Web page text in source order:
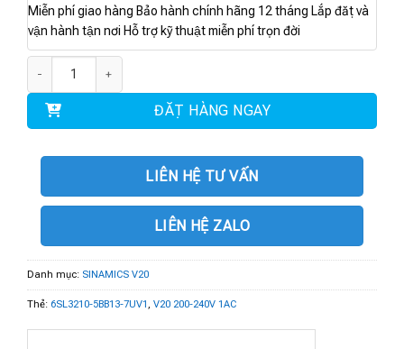
Miễn phí giao hàng Bảo hành chính hãng 12 tháng Lắp đặt và
vận hành tận nơi Hỗ trợ kỹ thuật miễn phí trọn đời
ĐẶT HÀNG NGAY
LIÊN HỆ TƯ VẤN
LIÊN HỆ ZALO
Danh mục: SINAMICS V20
Thẻ: 6SL3210-5BB13-7UV1, V20 200-240V 1AC